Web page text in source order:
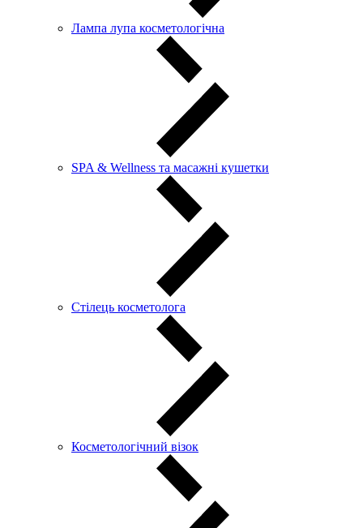
Лампа лупа косметологічна
SPA & Wellness та масажні кушетки
Стілець косметолога
Косметологічний візок